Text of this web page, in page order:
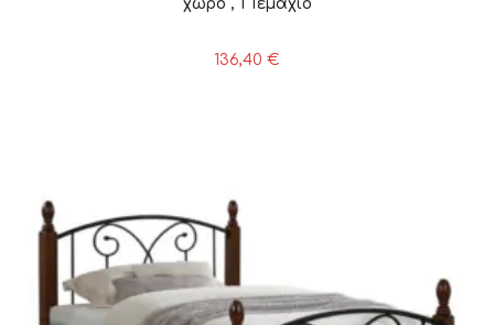
χώρο , 1 Τεμάχιο
136,40 €